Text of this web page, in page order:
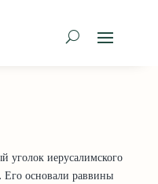
иерусалимского
основали раввины